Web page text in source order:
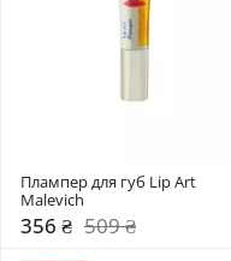
Плампер для губ Lip Art
Malevich
356 ₴ 509 ₴